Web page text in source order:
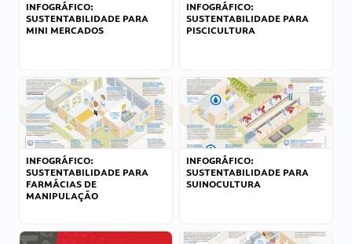
INFOGRÁFICO:
SUSTENTABILIDADE PARA
MINI MERCADOS
INFOGRÁFICO:
SUSTENTABILIDADE PARA
PISCICULTURA
INFOGRÁFICO:
SUSTENTABILIDADE PARA
FARMÁCIAS DE
MANIPULAÇÃO
INFOGRÁFICO:
SUSTENTABILIDADE PARA
SUINOCULTURA